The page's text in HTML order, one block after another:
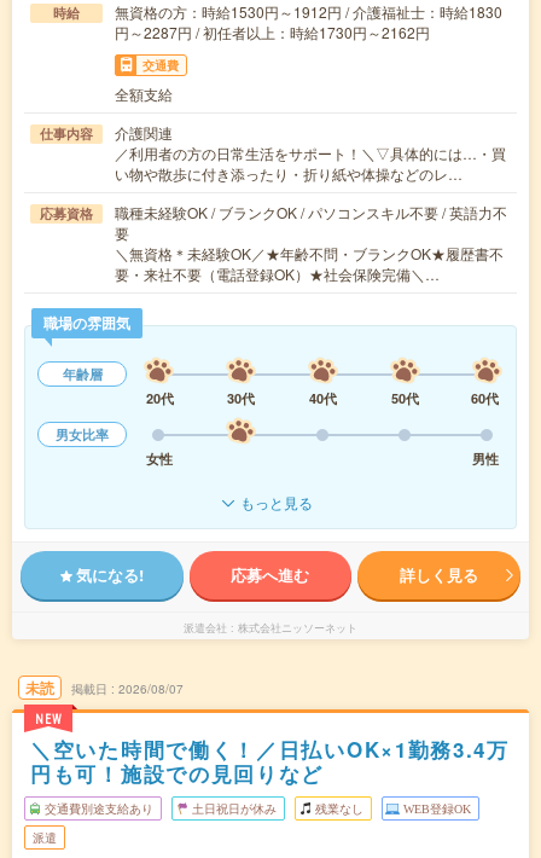
時給
無資格の方：時給1530円～1912円 / 介護福祉士：時給1830
円～2287円 / 初任者以上：時給1730円～2162円
交通費
全額支給
仕事内容
介護関連
／利用者の方の日常生活をサポート！＼▽具体的には…・買
い物や散歩に付き添ったり・折り紙や体操などのレ…
応募資格
職種未経験OK / ブランクOK / パソコンスキル不要 / 英語力不
要
＼無資格＊未経験OK／★年齢不問・ブランクOK★履歴書不
要・来社不要（電話登録OK）★社会保険完備＼…
職場の雰囲気
年齢層
20代
30代 40代 50代
60代
男女比率
女性
男性
もっと見る
気になる! 応募へ進む 詳しく見る
派遣会社 株式会社ニッソーネット
未読
NEW
掲載日 2026/08/07
＼空いた時間で働く！／日払いOK×1勤務3.4万
円も可！施設での見回りなど
交通費別途支給あり 土日祝日が休み 残業なし WEB登録OK
派遣